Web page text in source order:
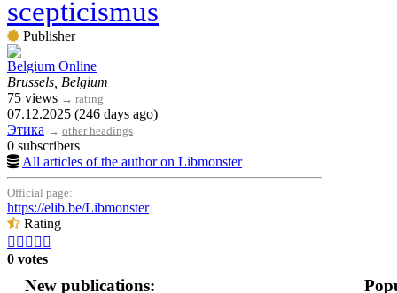
scepticismus
Publisher
Belgium Online
Brussels, Belgium
75 views → rating
07.12.2025 (246 days ago)
Этика → other headings
0 subscribers
All articles of the author on Libmonster
Official page:
https://elib.be/Libmonster
Rating
    
0 votes
New publications: